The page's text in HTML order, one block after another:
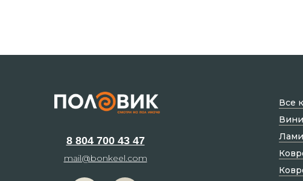
8 804 700 43 47
mail@bonkeel.com
Все